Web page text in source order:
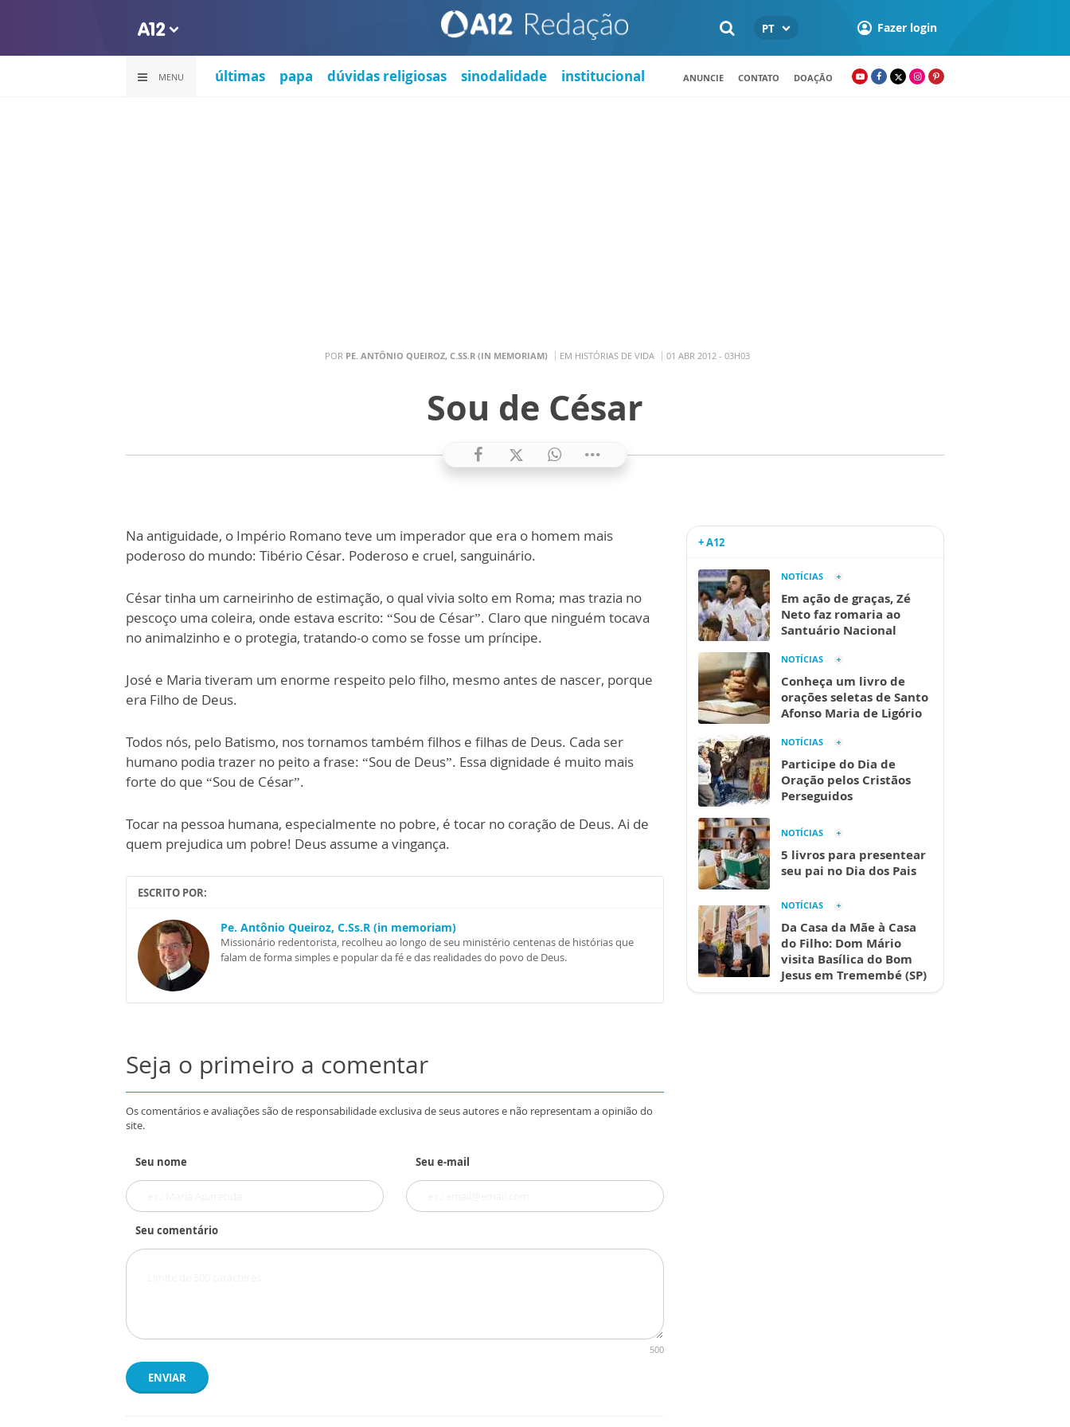
PT Fazer login
MENU últimas papa dúvidas religiosas sinodalidade institucional ANUNCIE CONTATO DOAÇÃO
POR PE. ANTÔNIO QUEIROZ, C.SS.R (IN MEMORIAM) EM HISTÓRIAS DE VIDA 01 ABR 2012 - 03H03
Sou de César
Na antiguidade, o Império Romano teve um imperador que era o homem mais
poderoso do mundo: Tibério César. Poderoso e cruel, sanguinário.
César tinha um carneirinho de estimação, o qual vivia solto em Roma; mas trazia no
pescoço uma coleira, onde estava escrito: “Sou de César”. Claro que ninguém tocava
no animalzinho e o protegia, tratando-o como se fosse um príncipe.
José e Maria tiveram um enorme respeito pelo filho, mesmo antes de nascer, porque
era Filho de Deus.
Todos nós, pelo Batismo, nos tornamos também filhos e filhas de Deus. Cada ser
humano podia trazer no peito a frase: “Sou de Deus”. Essa dignidade é muito mais
forte do que “Sou de César”.
Tocar na pessoa humana, especialmente no pobre, é tocar no coração de Deus. Ai de
quem prejudica um pobre! Deus assume a vingança.
ESCRITO POR:
Pe. Antônio Queiroz, C.Ss.R (in memoriam)
Missionário redentorista, recolheu ao longo de seu ministério centenas de histórias que
falam de forma simples e popular da fé e das realidades do povo de Deus.
Seja o primeiro a comentar
Os comentários e avaliações são de responsabilidade exclusiva de seus autores e não representam a opinião do
site.
Seu nome Seu e-mail
Seu comentário
500
ENVIAR
+ A12
NOTÍCIAS
Em ação de graças, Zé
Neto faz romaria ao
Santuário Nacional
NOTÍCIAS
Conheça um livro de
orações seletas de Santo
Afonso Maria de Ligório
NOTÍCIAS
Participe do Dia de
Oração pelos Cristãos
Perseguidos
NOTÍCIAS
5 livros para presentear
seu pai no Dia dos Pais
NOTÍCIAS
Da Casa da Mãe à Casa
do Filho: Dom Mário
visita Basílica do Bom
Jesus em Tremembé (SP)